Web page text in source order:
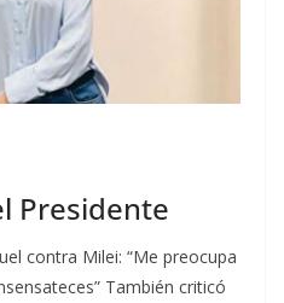
Presidente
contra Milei: “Me preocupa
También criticó